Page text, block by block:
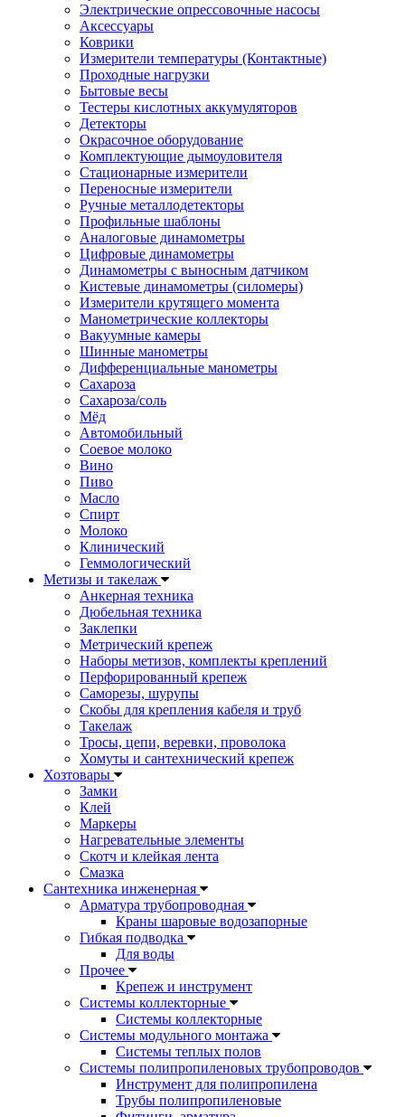
Электрические опрессовочные насосы
Аксессуары
Коврики
Измерители температуры (Контактные)
Проходные нагрузки
Бытовые весы
Тестеры кислотных аккумуляторов
Детекторы
Окрасочное оборудование
Комплектующие дымоуловителя
Стационарные измерители
Переносные измерители
Ручные металлодетекторы
Профильные шаблоны
Аналоговые динамометры
Цифровые динамометры
Динамометры с выносным датчиком
Кистевые динамометры (силомеры)
Измерители крутящего момента
Манометрические коллекторы
Вакуумные камеры
Шинные манометры
Дифференциальные манометры
Сахароза
Сахароза/соль
Мёд
Автомобильный
Соевое молоко
Вино
Пиво
Масло
Спирт
Молоко
Клинический
Геммологический
Метизы и такелаж
Анкерная техника
Дюбельная техника
Заклепки
Метрический крепеж
Наборы метизов, комплекты креплений
Перфорированный крепеж
Саморезы, шурупы
Скобы для крепления кабеля и труб
Такелаж
Тросы, цепи, веревки, проволока
Хомуты и сантехнический крепеж
Хозтовары
Замки
Клей
Маркеры
Нагревательные элементы
Скотч и клейкая лента
Смазка
Сантехника инженерная
Арматура трубопроводная
Краны шаровые водозапорные
Гибкая подводка
Для воды
Прочее
Крепеж и инструмент
Системы коллекторные
Системы коллекторные
Системы модульного монтажа
Системы теплых полов
Системы полипропиленовых трубопроводов
Инструмент для полипропилена
Трубы полипропиленовые